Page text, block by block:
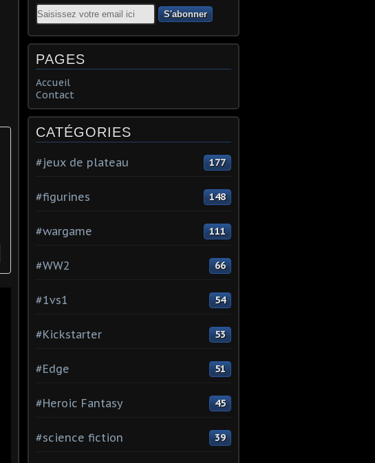
Email
PAGES
Accueil
Contact
CATÉGORIES
#jeux de plateau 177
#figurines 148
#wargame 111
#WW2 66
#1vs1 54
#Kickstarter 53
#Edge 51
#Heroic Fantasy 45
#science fiction 39